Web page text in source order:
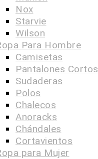
Nox
Starvie
Wilson
Para Hombre
Camisetas
Pantalones Cortos
Sudaderas
Polos
Chalecos
Anoracks
Chándales
Cortavientos
para Mujer